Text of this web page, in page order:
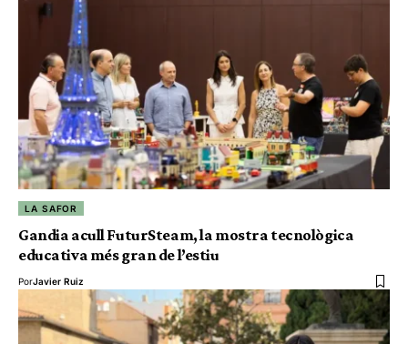
LA SAFOR
Gandia acull FuturSteam, la mostra tecnològica
educativa més gran de l’estiu
PorJavier Ruiz